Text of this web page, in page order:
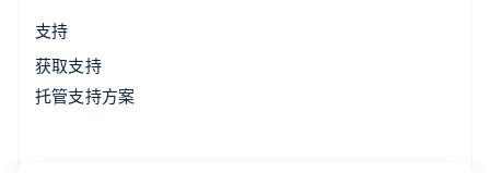
支持
获取支持
托管支持方案